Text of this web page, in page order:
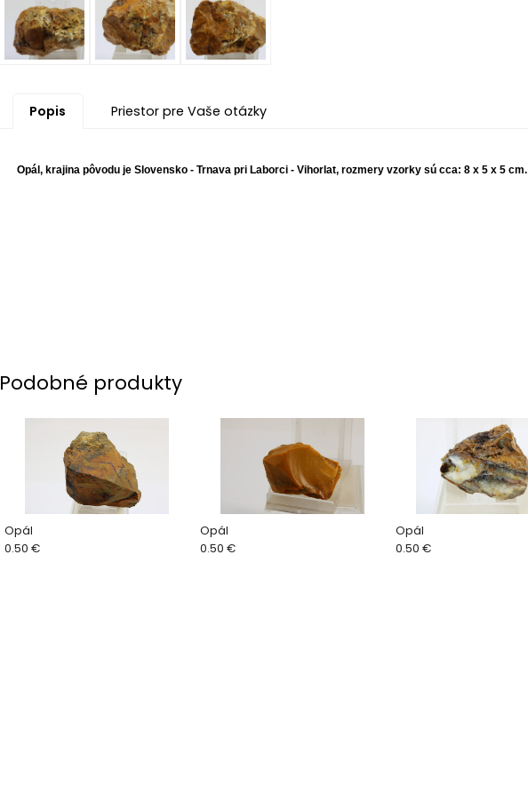
Popis Priestor pre Vaše otázky
Opál, krajina pôvodu je Slovensko - Trnava pri Laborci - Vihorlat, rozmery vzorky sú cca: 8 x 5 x 5 cm.
Podobné produkty
Opál
0.50 €
Opál
0.50 €
Opál
0.50 €